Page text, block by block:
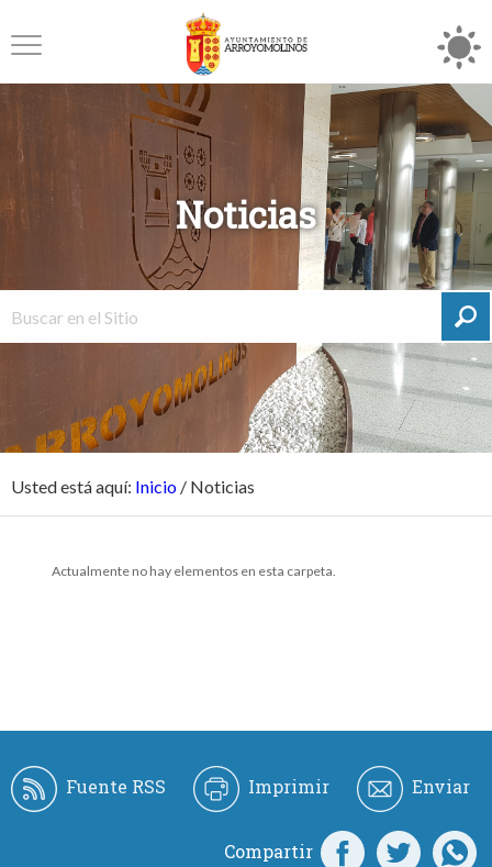
Noticias
Usted está aquí: Inicio / Noticias
Actualmente no hay elementos en esta carpeta.
Fuente RSS Imprimir Enviar
Compartir